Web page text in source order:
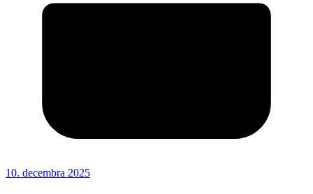
10. decembra 2025